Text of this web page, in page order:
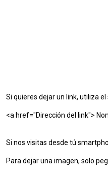
Si quieres dejar un link, utiliza
<a href="Dirección del link">
Si nos visitas desde tú
Para dejar una imagen, solo